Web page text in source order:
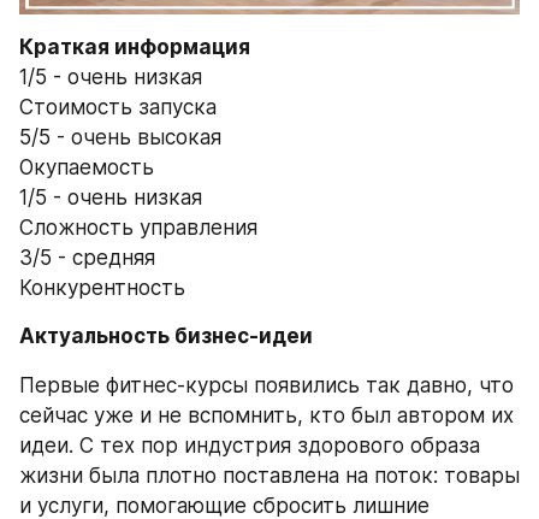
Краткая информация
1/5 - очень низкая
Стоимость запуска
5/5 - очень высокая
Окупаемость
1/5 - очень низкая
Сложность управления
3/5 - средняя
Конкурентность
Актуальность бизнес-идеи
Первые фитнес-курсы появились так давно, что
сейчас уже и не вспомнить, кто был автором их
идеи. С тех пор индустрия здорового образа
жизни была плотно поставлена на поток: товары
и услуги, помогающие сбросить лишние